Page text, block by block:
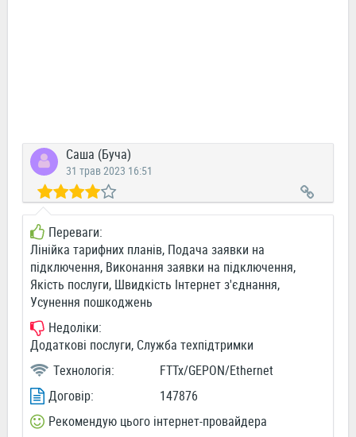
Саша (Буча)
31 трав 2023 16:51
Переваги:
Лінійка тарифних планів, Подача заявки на
підключення, Виконання заявки на підключення,
Якість послуги, Швидкість Інтернет з'єднання,
Усунення пошкоджень
Недоліки:
Додаткові послуги, Служба техпідтримки
Технологія:
FTTx/GEPON/Ethernet
Договір:
147876
Рекомендую цього інтернет-провайдера